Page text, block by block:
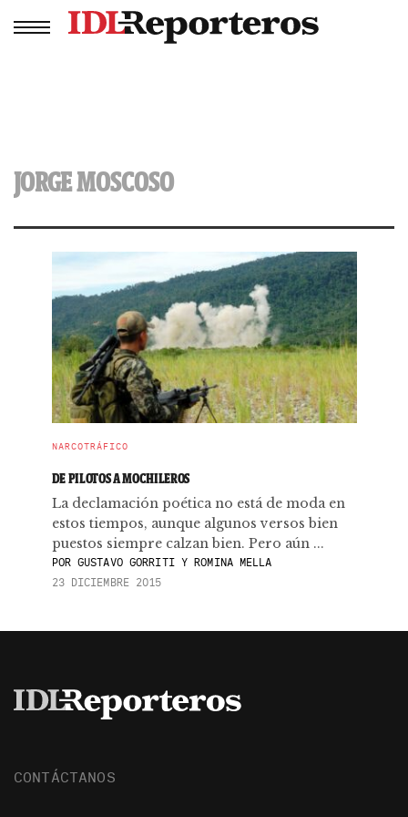
JORGE MOSCOSO
NARCOTRÁFICO
DE PILOTOS A MOCHILEROS
La declamación poética no está de moda en
estos tiempos, aunque algunos versos bien
puestos siempre calzan bien. Pero aún ...
PORGUSTAVO GORRITI Y ROMINA MELLA
23 DICIEMBRE 2015
CONTÁCTANOS